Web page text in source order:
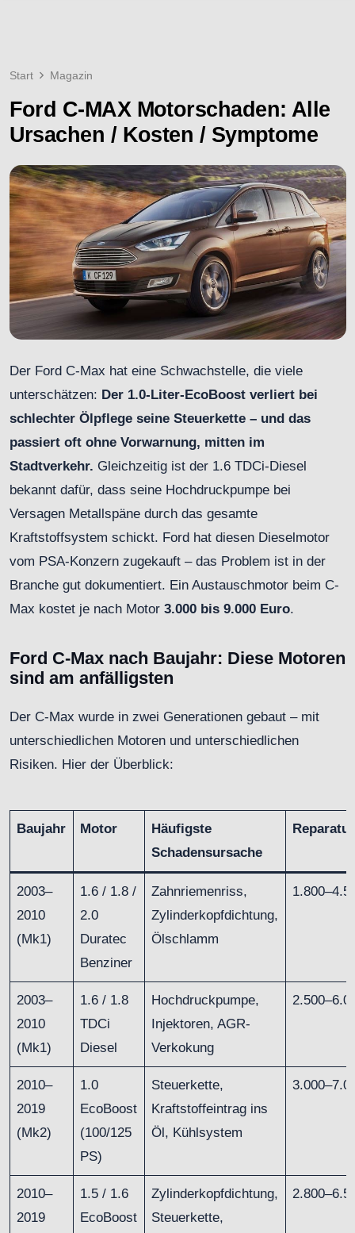
Start Magazin
Ford C-MAX Motorschaden: Alle
Ursachen / Kosten / Symptome
Der Ford C-Max hat eine Schwachstelle, die viele
unterschätzen: Der 1.0-Liter-EcoBoost verliert bei
schlechter Ölpflege seine Steuerkette – und das
passiert oft ohne Vorwarnung, mitten im
Stadtverkehr. Gleichzeitig ist der 1.6 TDCi-Diesel
bekannt dafür, dass seine Hochdruckpumpe bei
Versagen Metallspäne durch das gesamte
Kraftstoffsystem schickt. Ford hat diesen Dieselmotor
vom PSA-Konzern zugekauft – das Problem ist in der
Branche gut dokumentiert. Ein Austauschmotor beim C-
Max kostet je nach Motor 3.000 bis 9.000 Euro.
Ford C-Max nach Baujahr: Diese Motoren
sind am anfälligsten
Der C-Max wurde in zwei Generationen gebaut – mit
unterschiedlichen Motoren und unterschiedlichen
Risiken. Hier der Überblick:
Baujahr Motor
Häufigste
Schadensursache
2003–
2010
(Mk1)
1.6 / 1.8 /
2.0
Duratec
Benziner
Zahnriemenriss,
Zylinderkopfdichtung,
Ölschlamm
2003–
2010
(Mk1)
1.6 / 1.8
TDCi
Diesel
Hochdruckpumpe,
Injektoren, AGR-
Verkokung
2010–
2019
(Mk2)
1.0
EcoBoost
(100/125
PS)
Steuerkette,
Kraftstoffeintrag ins
Öl, Kühlsystem
2010–
2019
1.5 / 1.6
EcoBoost
Zylinderkopfdichtung,
Steuerkette,